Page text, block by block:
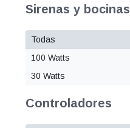
Sirenas y bocinas
Todas
100 Watts
30 Watts
Controladores